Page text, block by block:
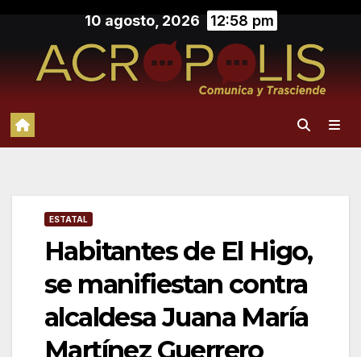
contenido
10 agosto, 2026 12:58 pm
ESTATAL
Habitantes de El Higo,
se manifiestan contra
alcaldesa Juana María
Martínez Guerrero